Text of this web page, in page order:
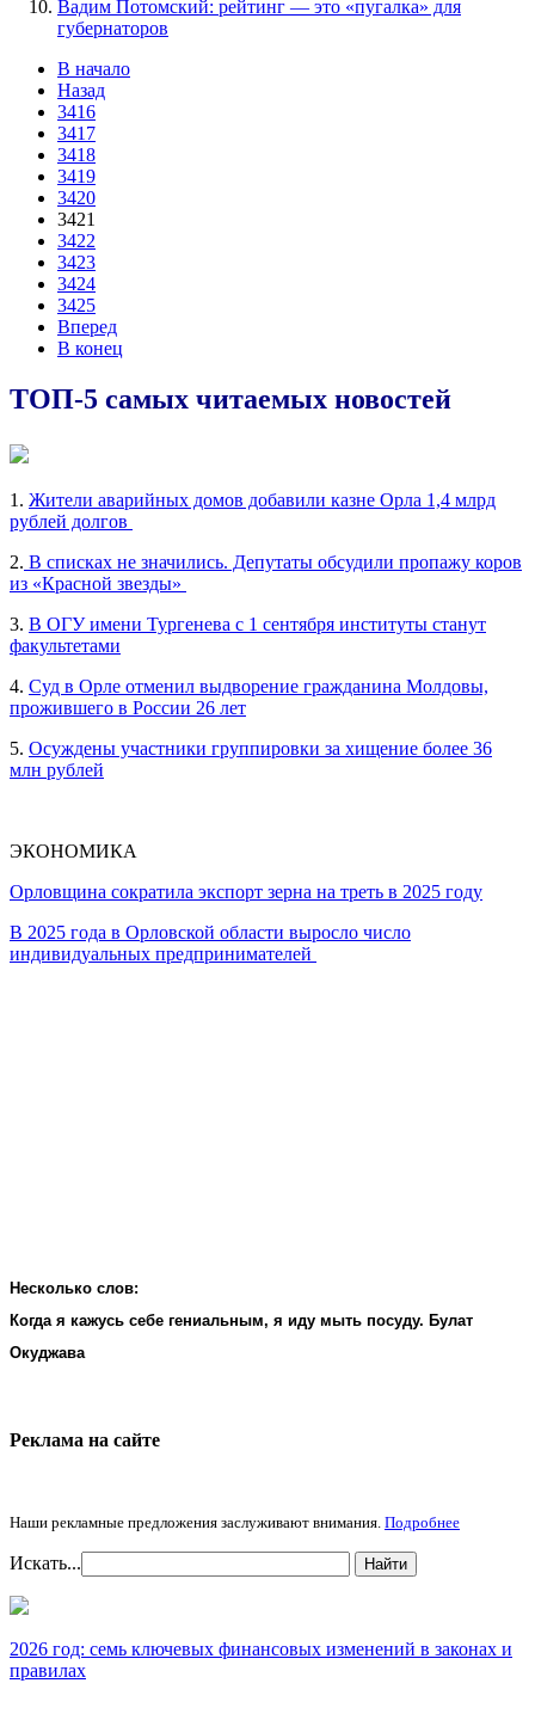
Вадим Потомский: рейтинг — это «пугалка» для
губернаторов
В начало
Назад
3416
3417
3418
3419
3420
3421
3422
3423
3424
3425
Вперед
В конец
ТОП-5 самых читаемых новостей
1. Жители аварийных домов добавили казне Орла 1,4 млрд
рублей долгов
2. В списках не значились. Депутаты обсудили пропажу коров
из «Красной звезды»
3. В ОГУ имени Тургенева с 1 сентября институты станут
факультетами
4. Суд в Орле отменил выдворение гражданина Молдовы,
прожившего в России 26 лет
5. Осуждены участники группировки за хищение более 36
млн рублей
ЭКОНОМИКА
Орловщина сократила экспорт зерна на треть в 2025 году
В 2025 года в Орловской области выросло число
индивидуальных предпринимателей
Несколько слов:
Когда я кажусь себе гениальным, я иду мыть посуду. Булат
Окуджава
Реклама на cайте
Наши рекламные предложения заслуживают внимания. Подробнее
Искать... Найти
2026 год: семь ключевых финансовых изменений в законах и
правилах